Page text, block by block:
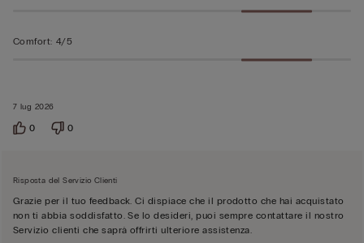
7 lug 2026
Comfort: 4/5
0 0
Risposta del Servizio Clienti
Grazie per il tuo feedback. Ci dispiace che il prodotto che hai acquistato
non ti abbia soddisfatto. Se lo desideri, puoi sempre contattare il nostro
Servizio clienti che saprà offrirti ulteriore assistenza.